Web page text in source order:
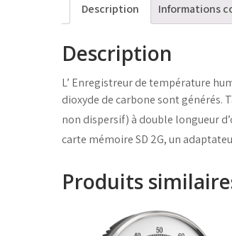
Description Informations
Description
L’ Enregistreur de température
dioxyde de carbone sont générés.
non dispersif) à double longueur
carte mémoire SD 2G, un
Produits